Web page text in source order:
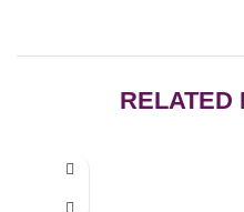
RELATED